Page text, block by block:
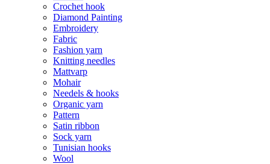
Crochet hook
Diamond Painting
Embroidery
Fabric
Fashion yarn
Knitting needles
Mattvarp
Mohair
Needels & hooks
Organic yarn
Pattern
Satin ribbon
Sock yarn
Tunisian hooks
Wool